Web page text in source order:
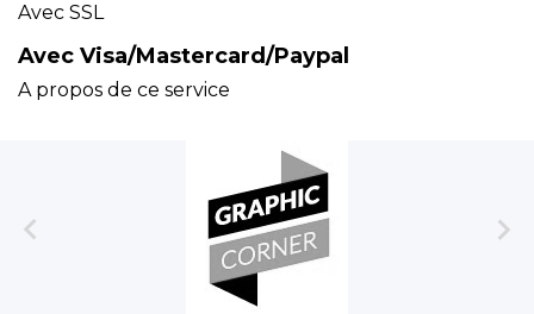
Avec SSL
Avec Visa/Mastercard/Paypal
A propos de ce service
 